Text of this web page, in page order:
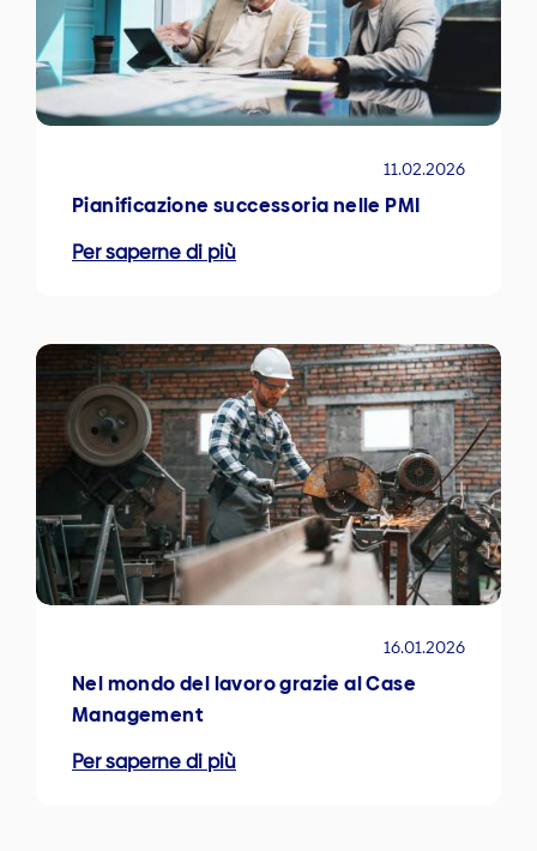
11.02.2026
Pianificazione successoria nelle PMI
Per saperne di più
16.01.2026
Nel mondo del lavoro grazie al Case
Management
Per saperne di più